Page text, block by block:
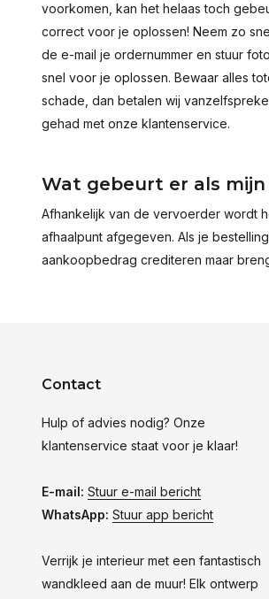
voorkomen, kan het helaas toch
correct voor je oplossen! Neem zo
de e-mail je ordernummer en stuur
snel voor je oplossen. Bewaar alles
schade, dan betalen wij
gehad met onze klantenservice.
Wat gebeurt er als
Afhankelijk van de vervoerder wordt
afhaalpunt afgegeven. Als je
aankoopbedrag crediteren maar
Contact
Hulp of advies nodig? Onze
klantenservice staat voor je klaar!
E-mail: Stuur e-mail bericht
WhatsApp: Stuur app bericht
Verrijk je interieur met een fantastisch
wandkleed aan de muur! Elk ontwerp